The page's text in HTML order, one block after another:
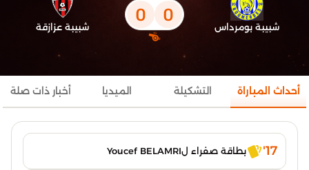
شبيبة بومرداس 0
0 شبيبة عزازقة
أحداث المباراة التشكيلة الميديا أخبار ذات صلة
17' بطاقة صفراء لYoucef BELAMRI